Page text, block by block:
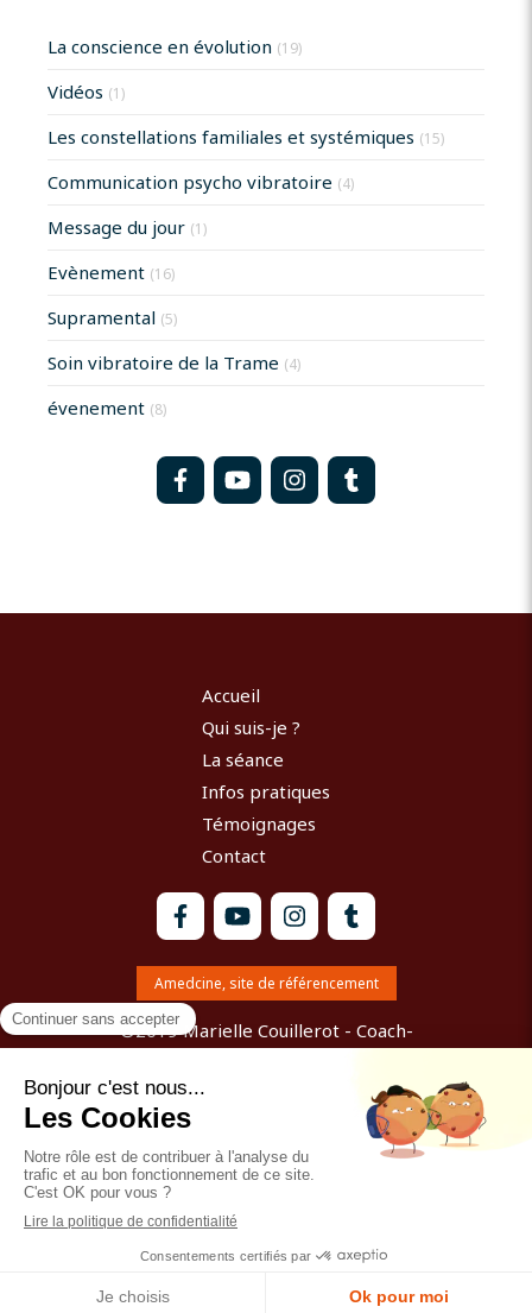
La conscience en évolution (19)
Vidéos (1)
Les constellations familiales et systémiques (15)
Communication psycho vibratoire (4)
Message du jour (1)
Evènement (16)
Supramental (5)
Soin vibratoire de la Trame (4)
évenement (8)
Accueil
Qui suis-je ?
La séance
Infos pratiques
Témoignages
Contact
Amedcine, site de référencement
©2019 Marielle Couillerot - Coach-
Accompagnatrice du changement avec la
communication psycho vibratoire Chartres
Mentions légales
Création et référencement du site par Simplébo
Site partenaire deOmyzen